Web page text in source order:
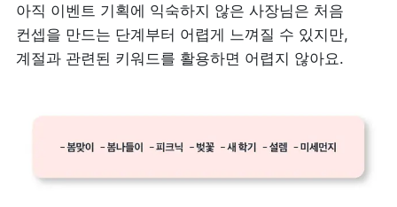
아직 이벤트 기획에 익숙하지 않은 사장님은 처음
컨셉을 만드는 단계부터 어렵게 느껴질 수 있지만,
계절과 관련된 키워드를 활용하면 어렵지 않아요.